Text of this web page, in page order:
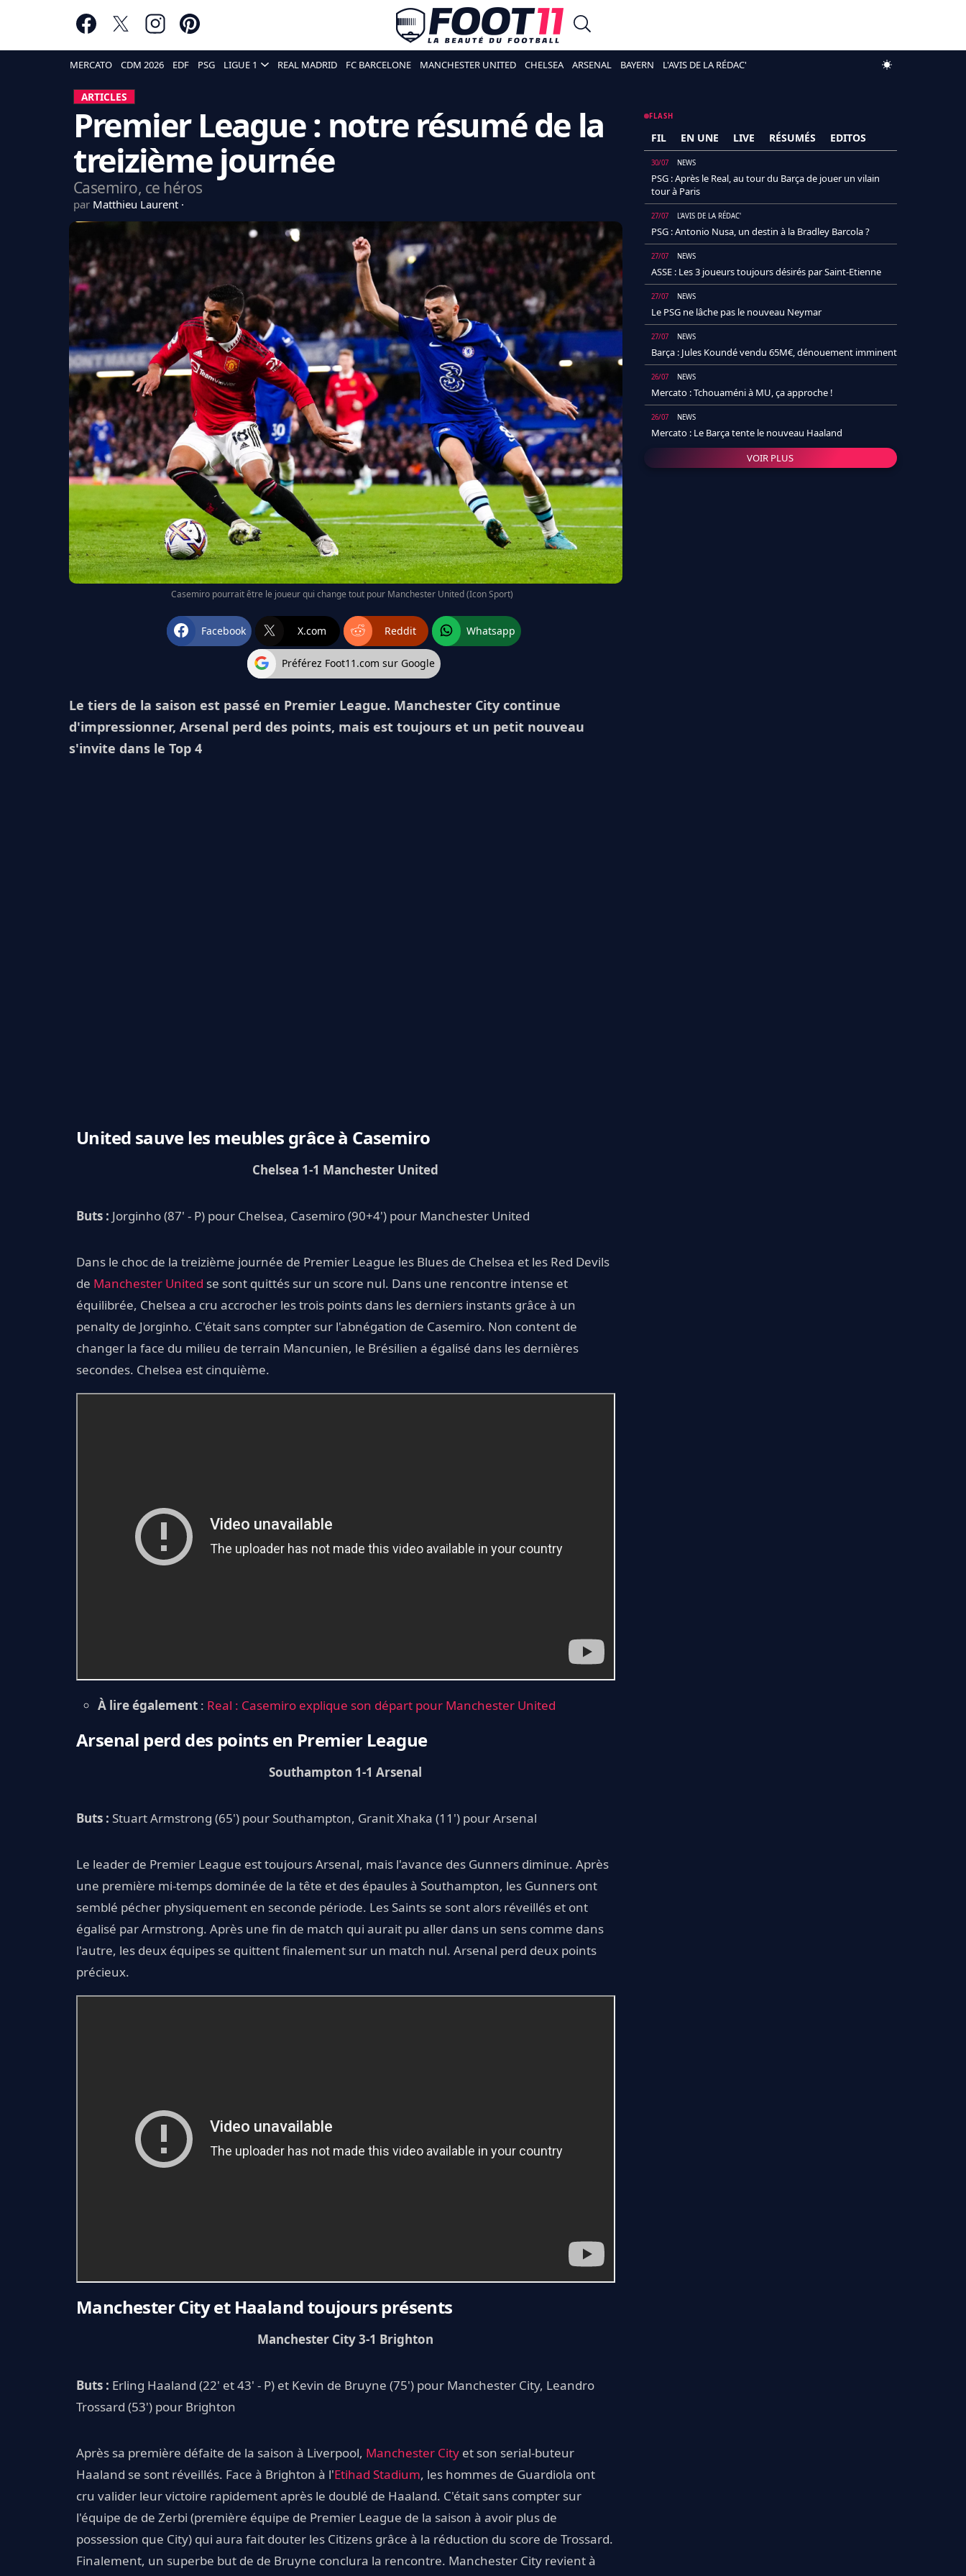
MERCATO CDM 2026 EDF PSG LIGUE 1 REAL MADRID FC BARCELONE MANCHESTER UNITED CHELSEA ARSENAL BAYERN L'AVIS DE LA RÉDAC'
ARTICLES
Premier League : notre résumé de la
treizième journée
Casemiro, ce héros
par Matthieu Laurent
Casemiro pourrait être le joueur qui change tout pour Manchester United (Icon Sport)
Facebook X.com Reddit Whatsapp
Préférez Foot11.com sur Google
Le tiers de la saison est passé en Premier League. Manchester City continue
d'impressionner, Arsenal perd des points, mais est toujours et un petit nouveau
s'invite dans le Top 4
United sauve les meubles grâce à Casemiro
Chelsea 1-1 Manchester United
Buts : Jorginho (87' - P) pour Chelsea, Casemiro (90+4') pour Manchester United
Dans le choc de la treizième journée de Premier League les Blues de Chelsea et les Red Devils
de Manchester United se sont quittés sur un score nul. Dans une rencontre intense et
équilibrée, Chelsea a cru accrocher les trois points dans les derniers instants grâce à un
penalty de Jorginho. C'était sans compter sur l'abnégation de Casemiro. Non content de
changer la face du milieu de terrain Mancunien, le Brésilien a égalisé dans les dernières
secondes. Chelsea est cinquième.
À lire également : Real : Casemiro explique son départ pour Manchester United
Arsenal perd des points en Premier League
Southampton 1-1 Arsenal
Buts : Stuart Armstrong (65') pour Southampton, Granit Xhaka (11') pour Arsenal
Le leader de Premier League est toujours Arsenal, mais l'avance des Gunners diminue. Après
une première mi-temps dominée de la tête et des épaules à Southampton, les Gunners ont
semblé pécher physiquement en seconde période. Les Saints se sont alors réveillés et ont
égalisé par Armstrong. Après une fin de match qui aurait pu aller dans un sens comme dans
l'autre, les deux équipes se quittent finalement sur un match nul. Arsenal perd deux points
précieux.
Manchester City et Haaland toujours présents
Manchester City 3-1 Brighton
Buts : Erling Haaland (22' et 43' - P) et Kevin de Bruyne (75') pour Manchester City, Leandro
Trossard (53') pour Brighton
Après sa première défaite de la saison à Liverpool, Manchester City et son serial-buteur
Haaland se sont réveillés. Face à Brighton à l'Etihad Stadium, les hommes de Guardiola ont
cru valider leur victoire rapidement après le doublé de Haaland. C'était sans compter sur
l'équipe de de Zerbi (première équipe de Premier League de la saison à avoir plus de
possession que City) qui aura fait douter les Citizens grâce à la réduction du score de Trossard.
Finalement, un superbe but de de Bruyne conclura la rencontre. Manchester City revient à
FLASH
FIL EN UNE LIVE RÉSUMÉS EDITOS
30/07 NEWS
PSG : Après le Real, au tour du Barça de jouer un vilain
tour à Paris
27/07 L'AVIS DE LA RÉDAC'
PSG : Antonio Nusa, un destin à la Bradley Barcola ?
27/07 NEWS
ASSE : Les 3 joueurs toujours désirés par Saint-Etienne
27/07 NEWS
Le PSG ne lâche pas le nouveau Neymar
27/07 NEWS
Barça : Jules Koundé vendu 65M€, dénouement imminent
26/07 NEWS
Mercato : Tchouaméni à MU, ça approche !
26/07 NEWS
Mercato : Le Barça tente le nouveau Haaland
VOIR PLUS